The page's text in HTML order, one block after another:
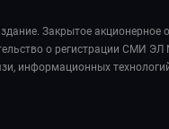
Закрытое акционерное
о регистрации СМИ
информационных